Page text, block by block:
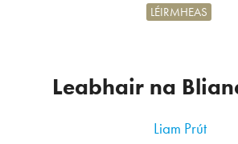
Leabhair na
LÉIRMHEAS
Liam Prút